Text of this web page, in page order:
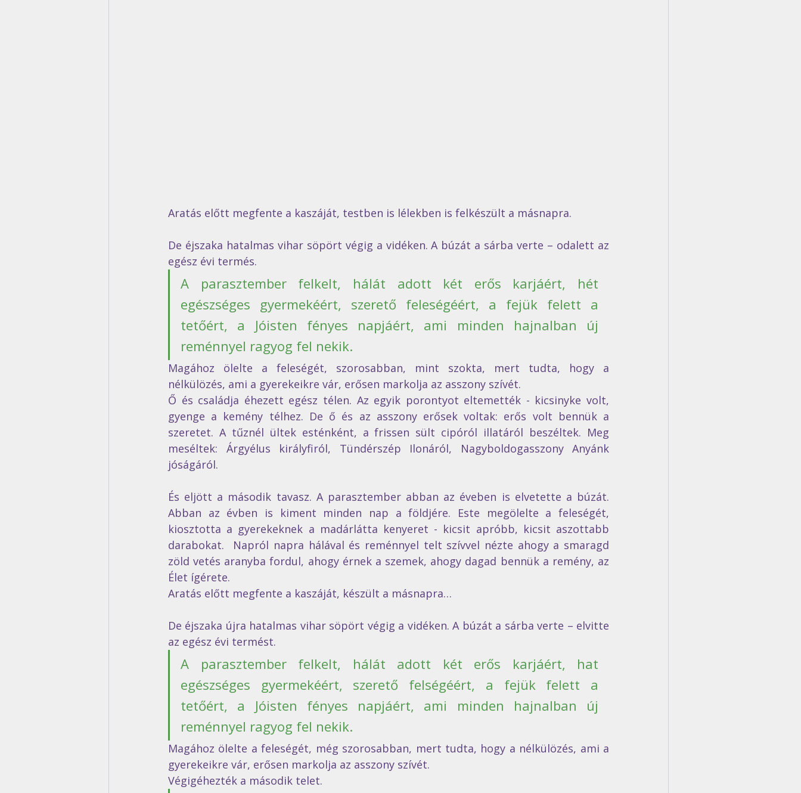
Aratás előtt megfente a kaszáját, testben is lélekben is felkészült a másnapra.
De éjszaka hatalmas vihar söpört végig a vidéken. A búzát a sárba verte – odalett az
egész évi termés.
A parasztember felkelt, hálát adott két erős karjáért, hét
egészséges gyermekéért, szerető feleségéért, a fejük felett a
tetőért, a Jóisten fényes napjáért, ami minden hajnalban új
reménnyel ragyog fel nekik.
Magához ölelte a feleségét, szorosabban, mint szokta, mert tudta, hogy a
nélkülözés, ami a gyerekeikre vár, erősen markolja az asszony szívét.
Ő és családja éhezett egész télen. Az egyik porontyot eltemették - kicsinyke volt,
gyenge a kemény télhez. De ő és az asszony erősek voltak: erős volt bennük a
szeretet. A tűznél ültek esténként, a frissen sült cipóról illatáról beszéltek. Meg
meséltek: Árgyélus királyfiról, Tündérszép Ilonáról, Nagyboldogasszony Anyánk
jóságáról.
És eljött a második tavasz. A parasztember abban az éveben is elvetette a búzát.
Abban az évben is kiment minden nap a földjére. Este megölelte a feleségét,
kiosztotta a gyerekeknek a madárlátta kenyeret - kicsit apróbb, kicsit aszottabb
darabokat.  Napról napra hálával és reménnyel telt szívvel nézte ahogy a smaragd
zöld vetés aranyba fordul, ahogy érnek a szemek, ahogy dagad bennük a remény, az
Élet ígérete.
Aratás előtt megfente a kaszáját, készült a másnapra…
De éjszaka újra hatalmas vihar söpört végig a vidéken. A búzát a sárba verte – elvitte
az egész évi termést.
A parasztember felkelt, hálát adott két erős karjáért, hat
egészséges gyermekéért, szerető felségéért, a fejük felett a
tetőért, a Jóisten fényes napjáért, ami minden hajnalban új
reménnyel ragyog fel nekik.
Magához ölelte a feleségét, még szorosabban, mert tudta, hogy a nélkülözés, ami a
gyerekeikre vár, erősen markolja az asszony szívét.
Végigéhezték a második telet.